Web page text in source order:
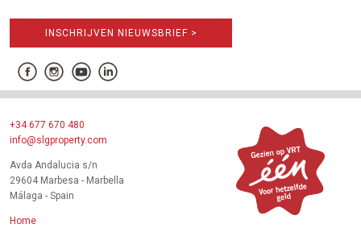
INSCHRIJVEN NIEUWSBRIEF >
+34 677 670 480
info@slgproperty.com
Avda Andalucia s/n
29604 Marbesa - Marbella
Málaga - Spain
Home